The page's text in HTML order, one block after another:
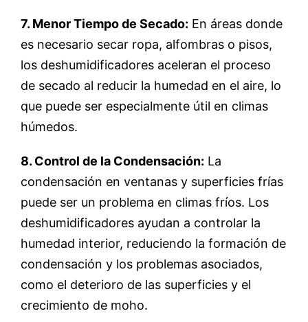
7. Menor Tiempo de Secado: En áreas donde
es necesario secar ropa, alfombras o pisos,
los deshumidificadores aceleran el proceso
de secado al reducir la humedad en el aire, lo
que puede ser especialmente útil en climas
húmedos.
8. Control de la Condensación: La
condensación en ventanas y superficies frías
puede ser un problema en climas fríos. Los
deshumidificadores ayudan a controlar la
humedad interior, reduciendo la formación de
condensación y los problemas asociados,
como el deterioro de las superficies y el
crecimiento de moho.